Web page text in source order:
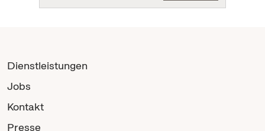
Dienstleistungen
Jobs
Kontakt
Presse